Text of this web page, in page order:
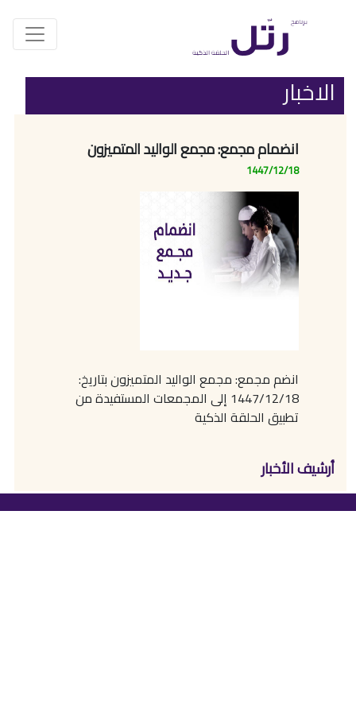
الاخبار
انضمام مجمع: مجمع الواليد المتميزون
1447/12/18
انضم مجمع: مجمع الواليد المتميزون بتاريخ:
1447/12/18 إلى المجمعات المستفيدة من
تطبيق الحلقة الذكية
أرشيف الأخبار